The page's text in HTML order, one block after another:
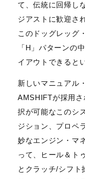
て、伝統に回帰し
ジアストに歓迎さ
このドッグレッグ
「H」パターンの
イアウトできると
新しいマニュアル
AMSHIFTが採用
択が可能なこのシ
ジション、プロペ
妙なエンジン・マ
って、ヒール＆ト
とクラッチ/シフト